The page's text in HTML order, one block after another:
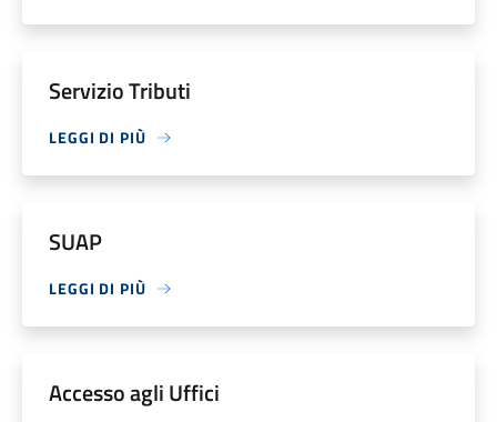
Servizio Tributi
LEGGI DI PIÙ
SUAP
LEGGI DI PIÙ
Accesso agli Uffici